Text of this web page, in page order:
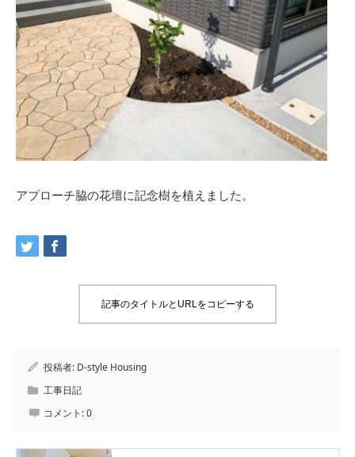
アプローチ脇の花壇に記念樹を植えました。
記事のタイトルとURLをコピーする
投稿者: D-style Housing
工事日記
コメント:0